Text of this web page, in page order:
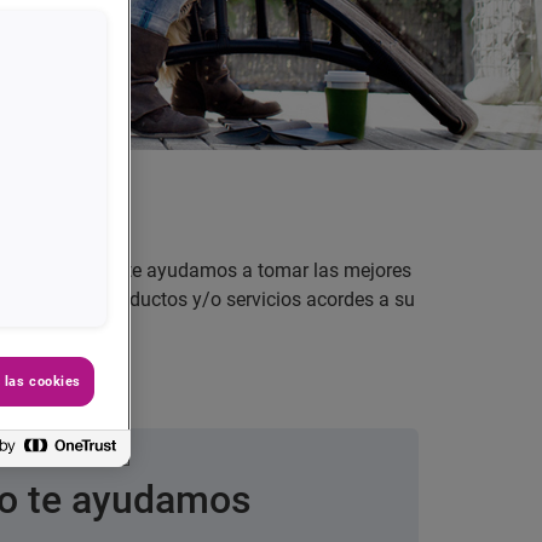
Banking, te ayudamos a tomar las mejores
los productos y/o servicios acordes a su
te ayudamos
las cookies